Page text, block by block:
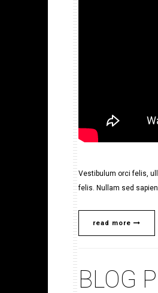
Vestibulum orci felis,
felis. Nullam sed
read more
BLOG